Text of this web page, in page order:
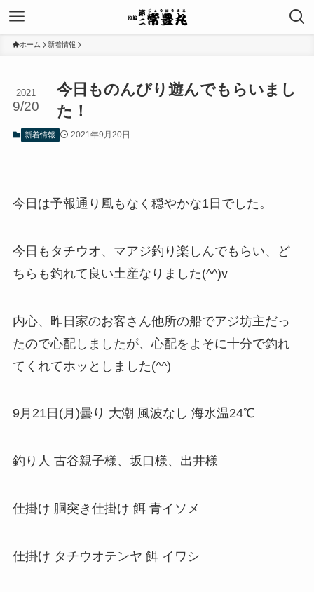
ホーム 新着情報
今日ものんびり遊んでもらいまし
た！
2021
9/20
新着情報 2021年9月20日
今日は予報通り風もなく穏やかな1日でした。
今日もタチウオ、マアジ釣り楽しんでもらい、ど
ちらも釣れて良い土産なりました(^^)v
内心、昨日家のお客さん他所の船でアジ坊主だっ
たので心配しましたが、心配をよそに十分で釣れ
てくれてホッとしました(^^)
9月21日(月)曇り 大潮 風波なし 海水温24℃
釣り人 古谷親子様、坂口様、出井様
仕掛け 胴突き仕掛け 餌 青イソメ
仕掛け タチウオテンヤ 餌 イワシ